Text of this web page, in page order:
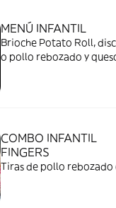
MENÚ INFANTIL
Brioche Potato Roll,
o pollo rebozado y
COMBO INFANTIL
FINGERS
Tiras de pollo